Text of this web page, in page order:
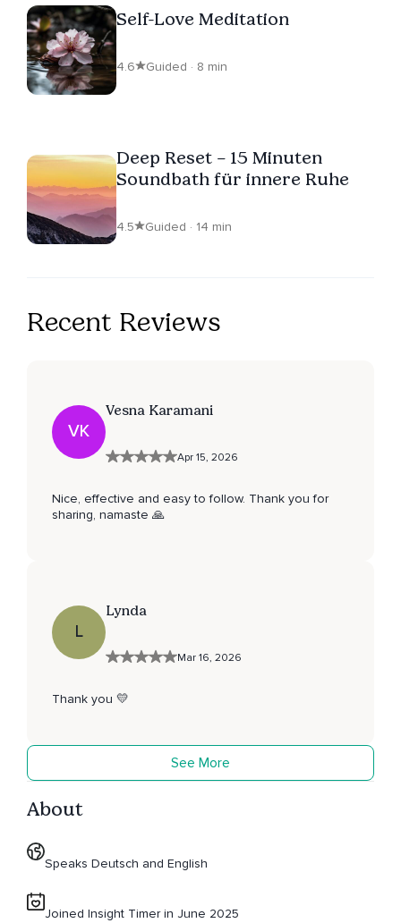
Self-Love Meditation
4.6 Guided · 8 min
Deep Reset – 15 Minuten
Soundbath für innere Ruhe
4.5 Guided · 14 min
Recent Reviews
VK
Vesna Karamani
Apr 15, 2026
Nice, effective and easy to follow. Thank you for
sharing, namaste 🙏
L
Lynda
Mar 16, 2026
Thank you 💛
See More
About
Speaks Deutsch and English
Joined Insight Timer in June 2025